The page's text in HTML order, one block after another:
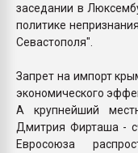
заседании в
политике
Севастополя".
Запрет на импорт
экономического
А крупнейший
Дмитрия Фирташа -
Евросоюза